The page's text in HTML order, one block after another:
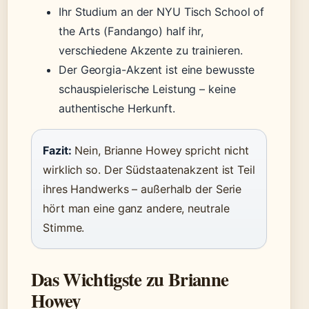
Ihr Studium an der NYU Tisch School of
the Arts (Fandango) half ihr,
verschiedene Akzente zu trainieren.
Der Georgia-Akzent ist eine bewusste
schauspielerische Leistung – keine
authentische Herkunft.
Fazit: Nein, Brianne Howey spricht nicht
wirklich so. Der Südstaatenakzent ist Teil
ihres Handwerks – außerhalb der Serie
hört man eine ganz andere, neutrale
Stimme.
Das Wichtigste zu Brianne
Howey